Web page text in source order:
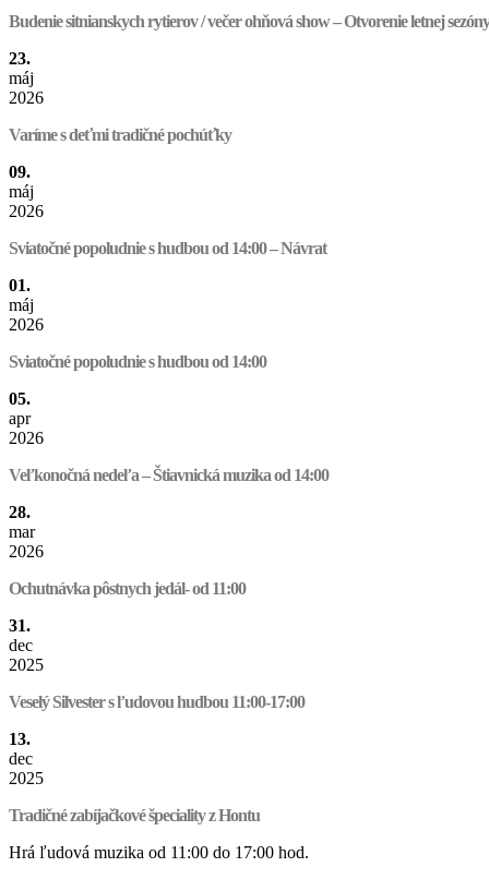
Budenie sitnianskych rytierov / večer ohňová show – Otvorenie letnej
23.
máj
2026
Varíme s deťmi tradičné pochúťky
09.
máj
2026
Sviatočné popoludnie s hudbou od 14:00 – Návrat
01.
máj
2026
Sviatočné popoludnie s hudbou od 14:00
05.
apr
2026
Veľkonočná nedeľa – Štiavnická muzika od 14:00
28.
mar
2026
Ochutnávka pôstnych jedál- od 11:00
31.
dec
2025
Veselý Silvester s ľudovou hudbou 11:00-17:00
13.
dec
2025
Tradičné zabíjačkové špeciality z Hontu
Hrá ľudová muzika od 11:00 do 17:00 hod.